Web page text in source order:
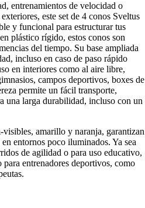
entrenamientos de velocidad o
este set de 4 conos Sveltus
y funcional para estructurar tus
plástico rígido, estos conos son
del tiempo. Su base ampliada
incluso en caso de paso rápido
en interiores como al aire libre,
campos deportivos, boxes de
permite un fácil transporte,
una larga durabilidad, incluso con un
amarillo y naranja, garantizan
entornos poco iluminados. Ya sea
de agilidad o para uso educativo,
para entrenadores deportivos, como